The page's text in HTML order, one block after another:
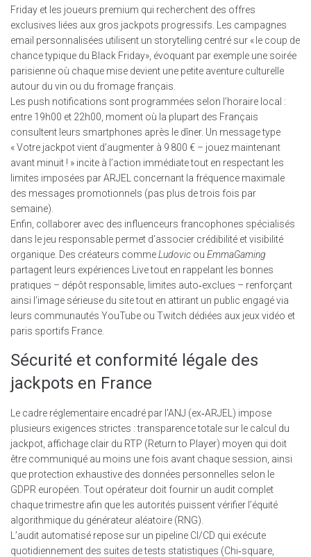
Friday et les joueurs premium qui recherchent des offres
exclusives liées aux gros jackpots progressifs. Les campagnes
email personnalisées utilisent un storytelling centré sur « le coup de
chance typique du Black Friday», évoquant par exemple une soirée
parisienne où chaque mise devient une petite aventure culturelle
autour du vin ou du fromage français.
Les push notifications sont programmées selon l’horaire local :
entre 19h00 et 22h00, moment où la plupart des Français
consultent leurs smartphones après le dîner. Un message type
« Votre jackpot vient d’augmenter à 9 800 € – jouez maintenant
avant minuit ! » incite à l’action immédiate tout en respectant les
limites imposées par ARJEL concernant la fréquence maximale
des messages promotionnels (pas plus de trois fois par
semaine).
Enfin, collaborer avec des influenceurs francophones spécialisés
dans le jeu responsable permet d’associer crédibilité et visibilité
organique. Des créateurs commeLudovic ou EmmaGaming
partagent leurs expériences Live tout en rappelant les bonnes
pratiques – dépôt responsable, limites auto‑exclues – renforçant
ainsi l’image sérieuse du site tout en attirant un public engagé via
leurs communautés YouTube ou Twitch dédiées aux jeux vidéo et
paris sportifs France.
Sécurité et conformité légale des
jackpots en France
Le cadre réglementaire encadré par l’ANJ (ex‑ARJEL) impose
plusieurs exigences strictes : transparence totale sur le calcul du
jackpot, affichage clair du RTP (Return to Player) moyen qui doit
être communiqué au moins une fois avant chaque session, ainsi
que protection exhaustive des données personnelles selon le
GDPR européen. Tout opérateur doit fournir un audit complet
chaque trimestre afin que les autorités puissent vérifier l’équité
algorithmique du générateur aléatoire (RNG).
L’audit automatisé repose sur un pipeline CI/CD qui exécute
quotidiennement des suites de tests statistiques (Chi‑square,